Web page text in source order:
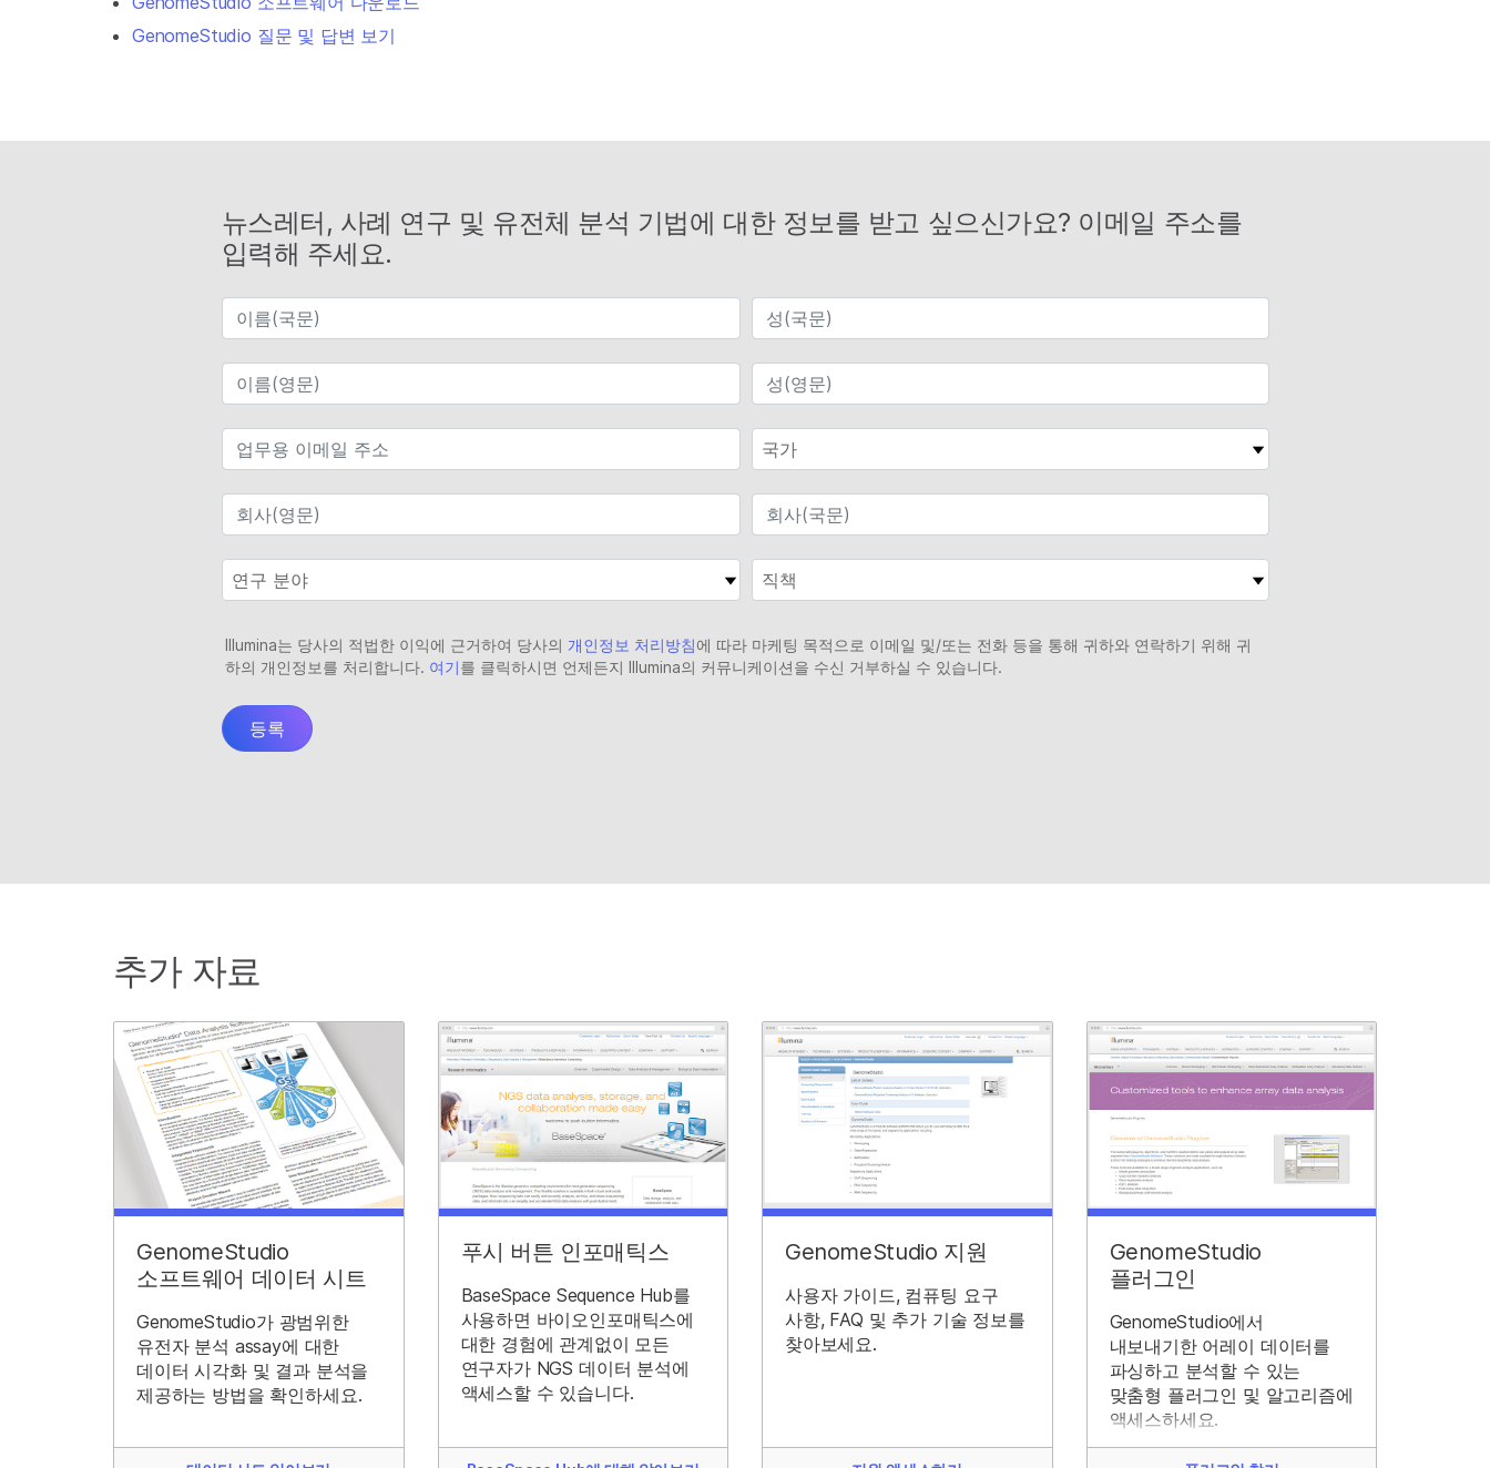
GenomeStudio 질문 및 답변 보기
뉴스레터, 사례 연구 및 유전체 분석 기법에 대한 정보를 받고 싶으신가요? 이메일 주소를
입력해 주세요.
추가 자료
GenomeStudio
소프트웨어 데이터 시트
GenomeStudio가 광범위한
유전자 분석 assay에 대한
데이터 시각화 및 결과 분석을
제공하는 방법을 확인하세요.
푸시 버튼 인포매틱스
BaseSpace Sequence Hub를
사용하면 바이오인포매틱스에
대한 경험에 관계없이 모든
연구자가 NGS 데이터 분석에
액세스할 수 있습니다.
GenomeStudio 지원
사용자 가이드, 컴퓨팅 요구
사항, FAQ 및 추가 기술 정보를
찾아보세요.
GenomeStudio
플러그인
GenomeStudio에서
내보내기한 어레이 데이터를
파싱하고 분석할 수 있는
맞춤형 플러그인 및 알고리즘에
액세스하세요.